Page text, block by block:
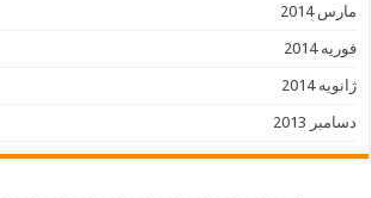
مارس 2014
فوریه 2014
ژانویه 2014
دسامبر 2013